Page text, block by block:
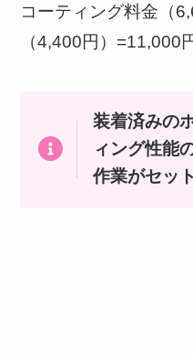
コーティング料金（
（4,400円）=11,000
装着済みの
ィング性能
作業がセッ